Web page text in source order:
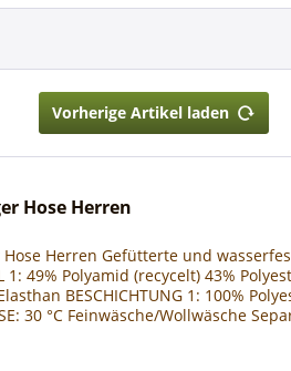
Vorherige Artikel laden
Hose Herren
Hose Herren Gefütterte und
1: 49% Polyamid (recycelt) 43%
BESCHICHTUNG 1: 100%
30 °C Feinwäsche/Wollwäsche